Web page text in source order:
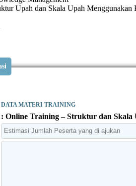
Upah dan Skala Upah
DATA MATERI TRAINING
: Online Training – Struktur dan Skala